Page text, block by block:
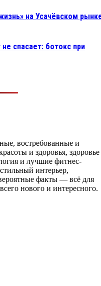
на Усачёвском
спасает: ботокс при
востребованные и
и здоровья, здоровье
и лучшие фитнес-
интерьер,
факты — всё для
нового и интересного.